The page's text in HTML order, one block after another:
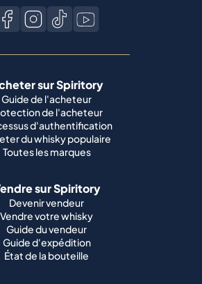
sur Spiritory
Guide de l'acheteur
de l'acheteur
d'authentification
du whisky populaire
Toutes les marques
sur Spiritory
Devenir vendeur
Vendre votre whisky
Guide du vendeur
Guide d'expédition
État de la bouteille